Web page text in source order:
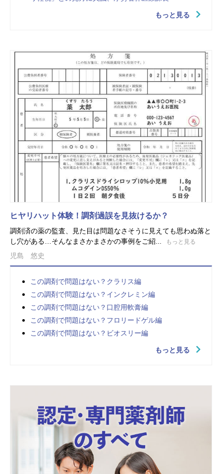
もっと見る
ヒヤリハット体験！調剤過誤を見抜けるか？
調剤済の薬の監査、見た目は問題なさそうに見えても思わぬ落と
し穴がある…そんなまさかまさかの事例をご紹...
もっと見る
児島 悠史
この調剤で問題はない？クラリス編
この調剤で問題はない？インクレミン編
この調剤で問題はない？口腔用軟膏編
この調剤で問題はない？フロリードゲル編
この調剤で問題はない？ビオスリー編
もっと見る